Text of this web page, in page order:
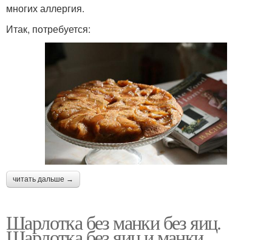
многих аллергия.
Итак, потребуется:
читать дальше →
Шарлотка без манки без яиц.